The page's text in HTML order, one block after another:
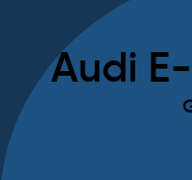
Audi